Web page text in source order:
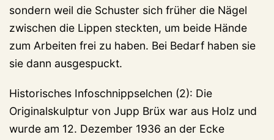
sondern weil die Schuster sich früher die Nägel
zwischen die Lippen steckten, um beide Hände
zum Arbeiten frei zu haben. Bei Bedarf haben sie
sie dann ausgespuckt.
Historisches Infoschnippselchen (2): Die
Originalskulptur von Jupp Brüx war aus Holz und
wurde am 12. Dezember 1936 an der Ecke